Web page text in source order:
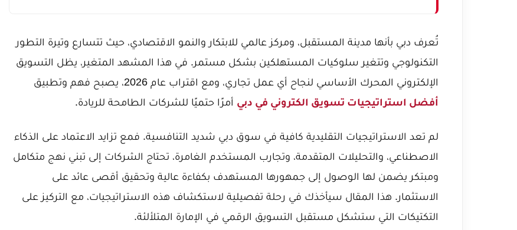
تُعرف دبي بأنها مدينة المستقبل، ومركز عالمي للابتكار والنمو الاقتصادي، حيث تتسارع وتيرة التطور
التكنولوجي وتتغير سلوكيات المستهلكين بشكل مستمر. في هذا المشهد المتغير، يظل التسويق
الإلكتروني المحرك الأساسي لنجاح أي عمل تجاري، ومع اقتراب عام 2026، يصبح فهم وتطبيق
أفضل استراتيجيات تسويق الكتروني في دبي أمرًا حتميًا للشركات الطامحة للريادة.
لم تعد الاستراتيجيات التقليدية كافية في سوق دبي شديد التنافسية. فمع تزايد الاعتماد على الذكاء
الاصطناعي، والتحليلات المتقدمة، وتجارب المستخدم الغامرة، تحتاج الشركات إلى تبني نهج متكامل
ومبتكر يضمن لها الوصول إلى جمهورها المستهدف بكفاءة عالية وتحقيق أقصى عائد على
الاستثمار. هذا المقال سيأخذك في رحلة تفصيلية لاستكشاف هذه الاستراتيجيات، مع التركيز على
التكتيكات التي ستشكل مستقبل التسويق الرقمي في الإمارة المتلألئة.